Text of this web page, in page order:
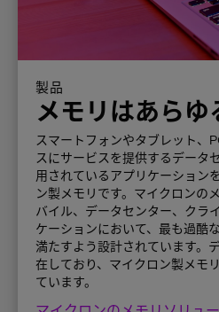
製品
メモリはあらゆ
スマートフォンやタブレット、
スにサービスを提供するデータ
用されているアプリケーション
ン製メモリです。マイクロンの
バイル、データセンター、クラ
ケーションにおいて、最も過酷
満たすよう設計されています。
在しており、マイクロン製メモ
ています。